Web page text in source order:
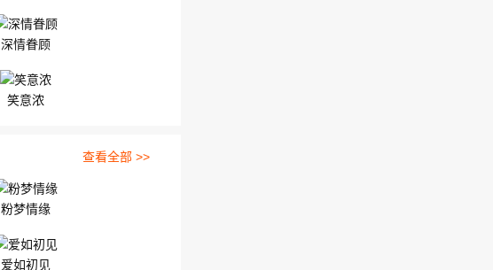
深情眷顾
笑意浓
查看全部 >>
粉梦情缘
爱如初见